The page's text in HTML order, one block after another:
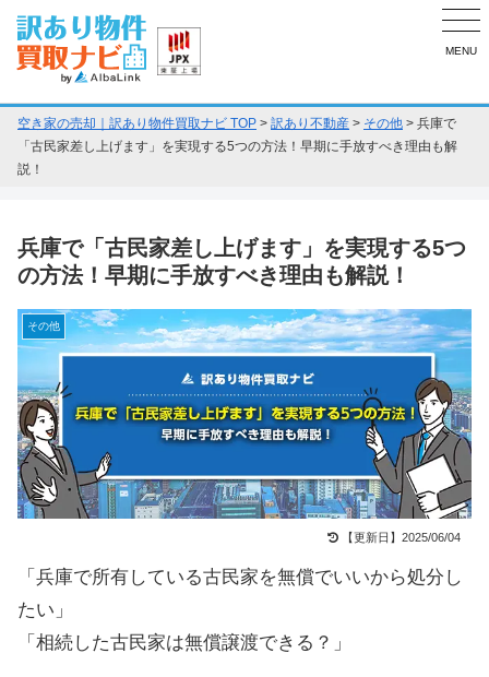
MENU
空き家の売却｜訳あり物件買取ナビ TOP > 訳あり不動産 > その他 > 兵庫で
「古民家差し上げます」を実現する5つの方法！早期に手放すべき理由も解
説！
兵庫で「古民家差し上げます」を実現する5つ
の方法！早期に手放すべき理由も解説！
その他
【更新日】2025/06/04
「兵庫で所有している古民家を無償でいいから処分し
たい」
「相続した古民家は無償譲渡できる？」